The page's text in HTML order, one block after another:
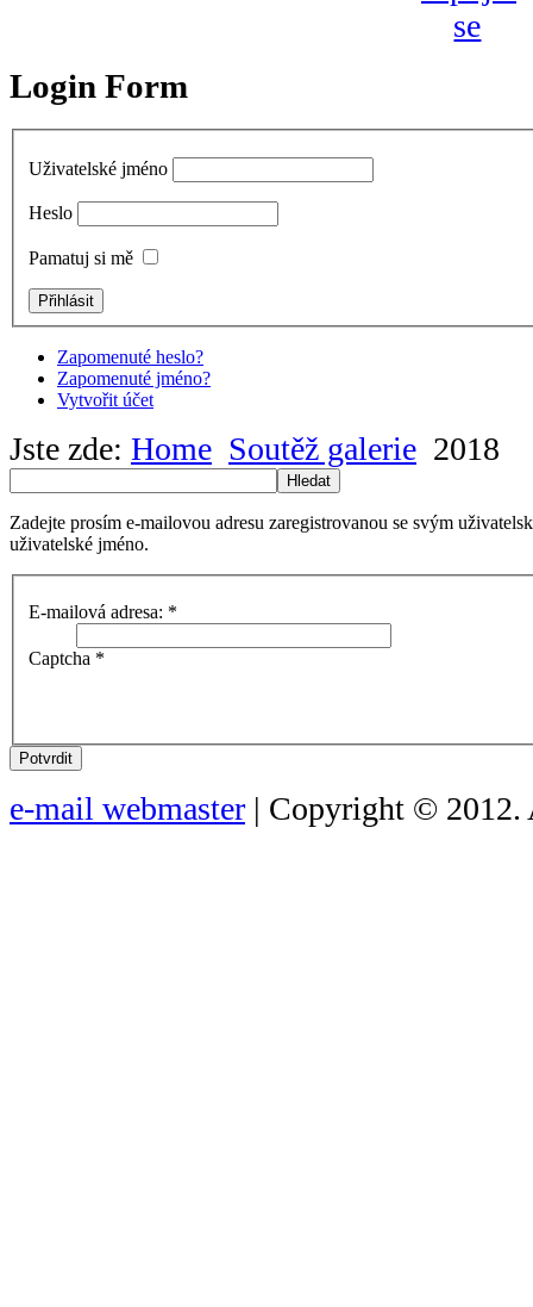
Login Form
Uživatelské jméno
Heslo
Pamatuj si mě
Zapomenuté heslo?
Zapomenuté jméno?
Vytvořit účet
Jste zde: Home Soutěž galerie 2018
Hledat
Zadejte prosím e-mailovou adresu zaregistrovanou se svým
uživatelské jméno.
E-mailová adresa: *
Captcha *
Potvrdit
e-mail webmaster | Copyright © 2012.